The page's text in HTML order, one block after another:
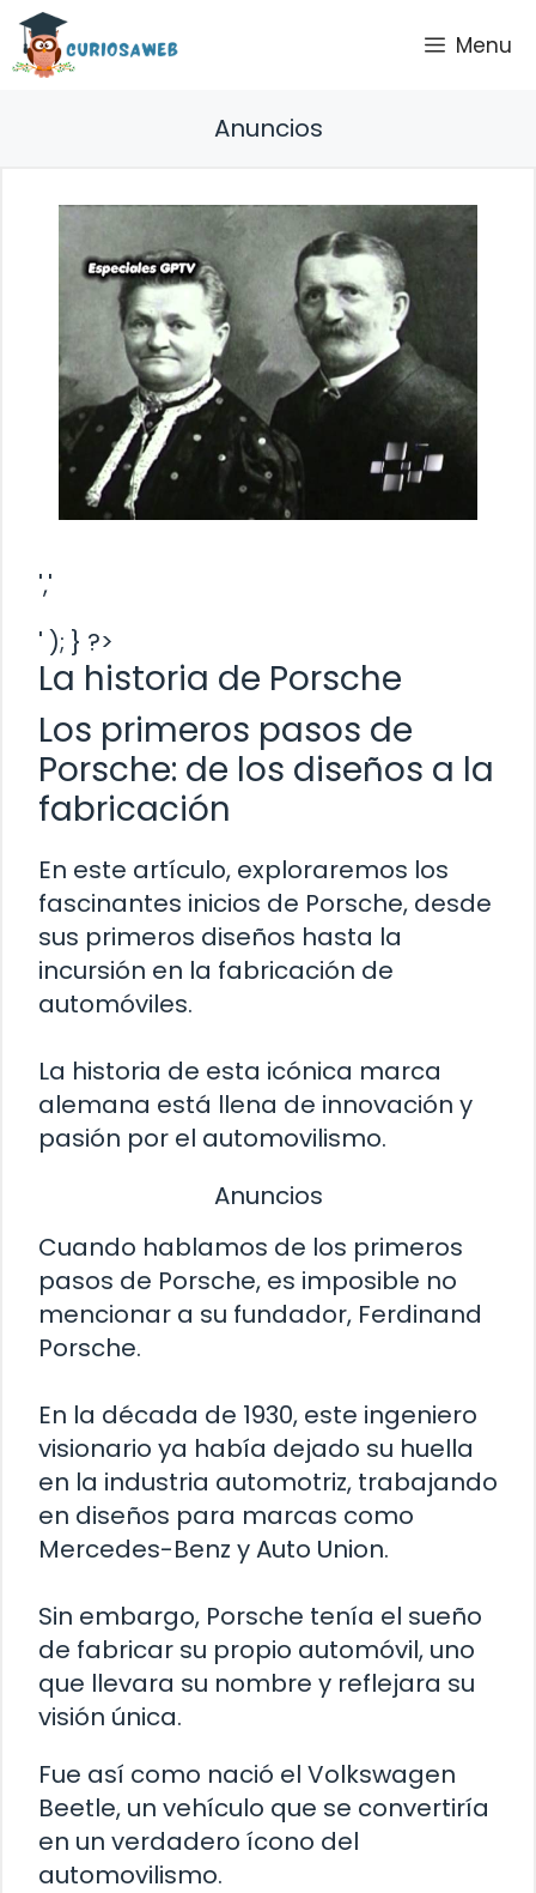
Saltar
contenido
Menu
Anuncios
','
' ); } ?>
La historia de Porsche
Los primeros pasos de
Porsche: de los diseños a la
fabricación
En este artículo, exploraremos los
fascinantes inicios de Porsche, desde
sus primeros diseños hasta la
incursión en la fabricación de
automóviles.
La historia de esta icónica marca
alemana está llena de innovación y
pasión por el automovilismo.
Anuncios
Cuando hablamos de los primeros
pasos de Porsche, es imposible no
mencionar a su fundador, Ferdinand
Porsche.
En la década de 1930, este ingeniero
visionario ya había dejado su huella
en la industria automotriz, trabajando
en diseños para marcas como
Mercedes-Benz y Auto Union.
Sin embargo, Porsche tenía el sueño
de fabricar su propio automóvil, uno
que llevara su nombre y reflejara su
visión única.
Fue así como nació el Volkswagen
Beetle, un vehículo que se convertiría
en un verdadero ícono del
automovilismo.